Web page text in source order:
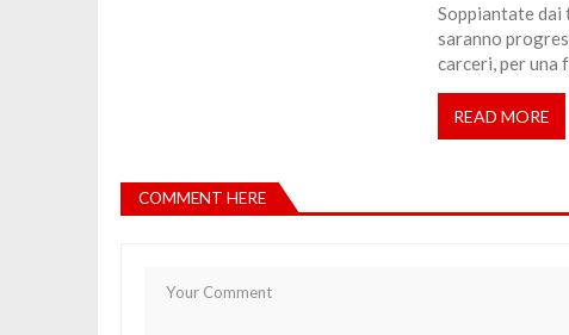
Soppiantate dai
saranno
carceri, per una
READ MORE
COMMENT HERE